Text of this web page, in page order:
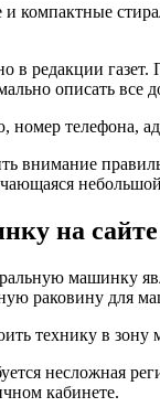
компактные
редакции
описать все
телефона,
внимание
небольшой
на
машинку
раковину для
технику в зону
несложная
кабинете.